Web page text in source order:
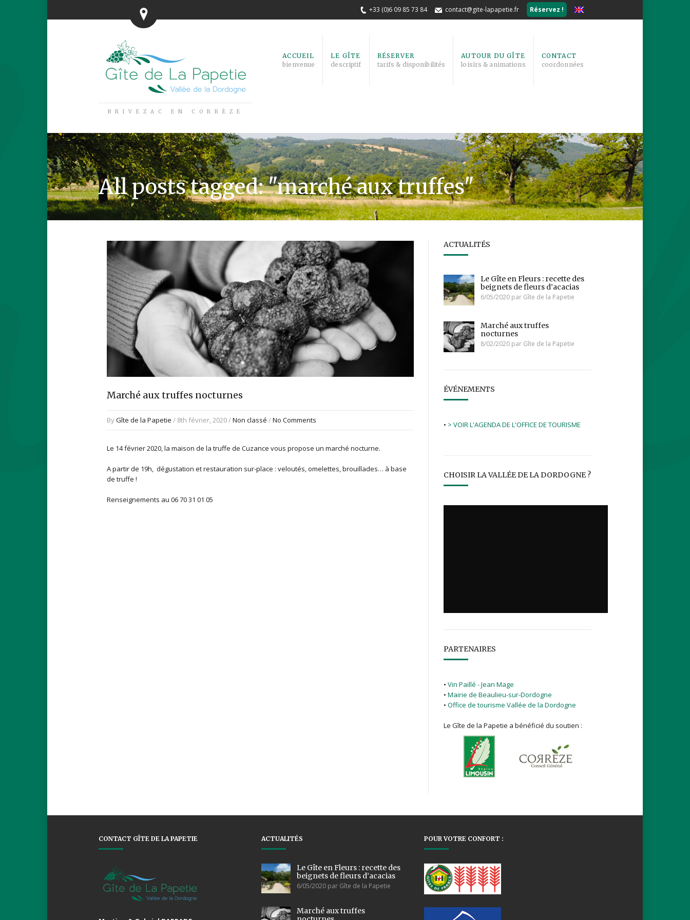
+33 (0)6 09 85 73 84 contact@gite-lapapetie.fr Réservez !
BRIVEZAC EN CORRÈZE
ACCUEIL
bienvenue
LE GÎTE
descriptif
RÉSERVER
tarifs & disponibilités
AUTOUR DU GÎTE
loisirs & animations
CONTACT
coordonnées
All posts tagged: "marché aux truffes"
Marché aux truffes nocturnes
ByGîte de la Papetie / 8th février, 2020 /Non classé /No Comments
Le 14 février 2020, la maison de la truffe de Cuzance vous propose un marché nocturne.
A partir de 19h, dégustation et restauration sur-place : veloutés, omelettes, brouillades… à base
de truffe !
Renseignements au 06 70 31 01 05
ACTUALITÉS
Le Gîte en Fleurs : recette des
beignets de fleurs d’acacias
6/05/2020 par Gîte de la Papetie
Marché aux truffes
nocturnes
8/02/2020 par Gîte de la Papetie
ÉVÉNEMENTS
• > VOIR L'AGENDA DE L'OFFICE DE TOURISME
CHOISIR LA VALLÉE DE LA DORDOGNE ?
PARTENAIRES
• Vin Paillé - Jean Mage
• Mairie de Beaulieu-sur-Dordogne
• Office de tourisme Vallée de la Dordogne
Le Gîte de la Papetie a bénéficié du soutien :
CONTACT GÎTE DE LA PAPETIE ACTUALITÉS
Le Gîte en Fleurs : recette des
beignets de fleurs d’acacias
6/05/2020 par Gîte de la Papetie
Marché aux truffes
POUR VOTRE CONFORT :